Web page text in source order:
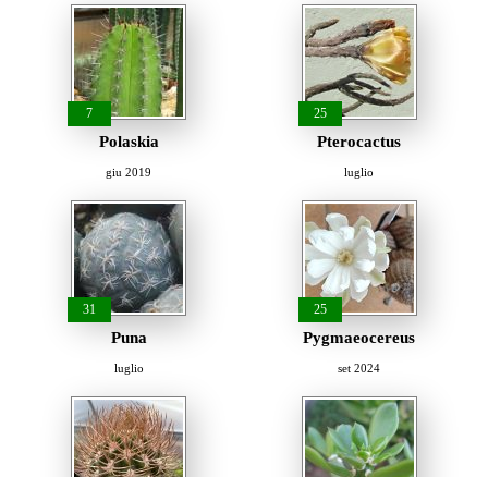
7
Polaskia
giu 2019
25
Pterocactus
luglio
31
Puna
luglio
25
Pygmaeocereus
set 2024